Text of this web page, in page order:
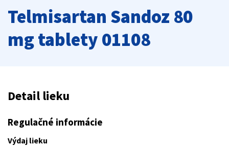
Telmisartan Sandoz 80
mg tablety 01108
Detail lieku
Regulačné informácie
Výdaj lieku